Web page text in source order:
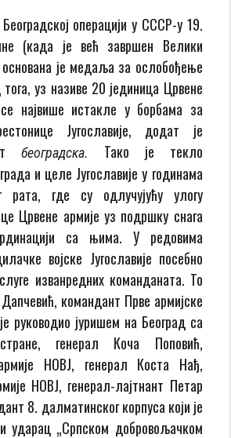
операцији у СССР-у 19.
(када је већ завршен Велики
је медаља за ослобођење
уз називе 20 јединица Црвене
највише истакле у борбама за
Југославије, додат је
београдска.
Тако је текло
и целе Југославије у годинама
рата, где су одлучујућу улогу
Црвене армије уз подршку снага
са њима. У редовима
војске Југославије посебно
изванредних команданата. То
командант Прве армијске
руководио јуришем на Београд са
стране, генерал Коча Поповић,
НОВЈ, генерал Коста Нађ,
НОВЈ, генерал-лајтнант Петар
8. далматинског корпуса који је
ударац „Српском добровољачком